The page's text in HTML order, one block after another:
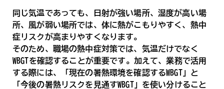
同じ気温であっても、日射が強い場所、湿度が高い場
所、風が弱い場所では、体に熱がこもりやすく、熱中
症リスクが高まりやすくなります。
そのため、職場の熱中症対策では、気温だけでなく
WBGTを確認することが重要です。加えて、業務で活用
する際には、「現在の暑熱環境を確認するWBGT」と
「今後の暑熱リスクを見通すWBGT」を使い分けること